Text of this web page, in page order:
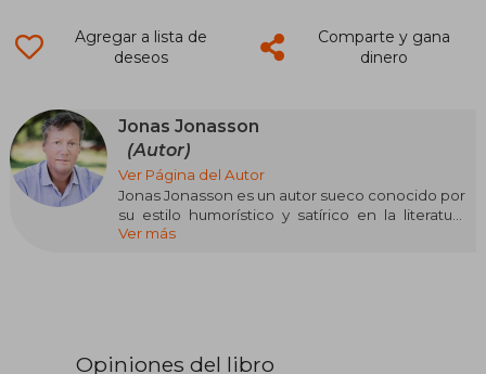
Agregar a lista de
deseos
Comparte y gana
dinero
Jonas Jonasson
(Autor)
Ver Página del Autor
Jonas Jonasson es un autor sueco conocido por
su estilo humorístico y satírico en la literatura
contemporánea. Su obra más célebre, El abuelo
Ver más
Opiniones del libro